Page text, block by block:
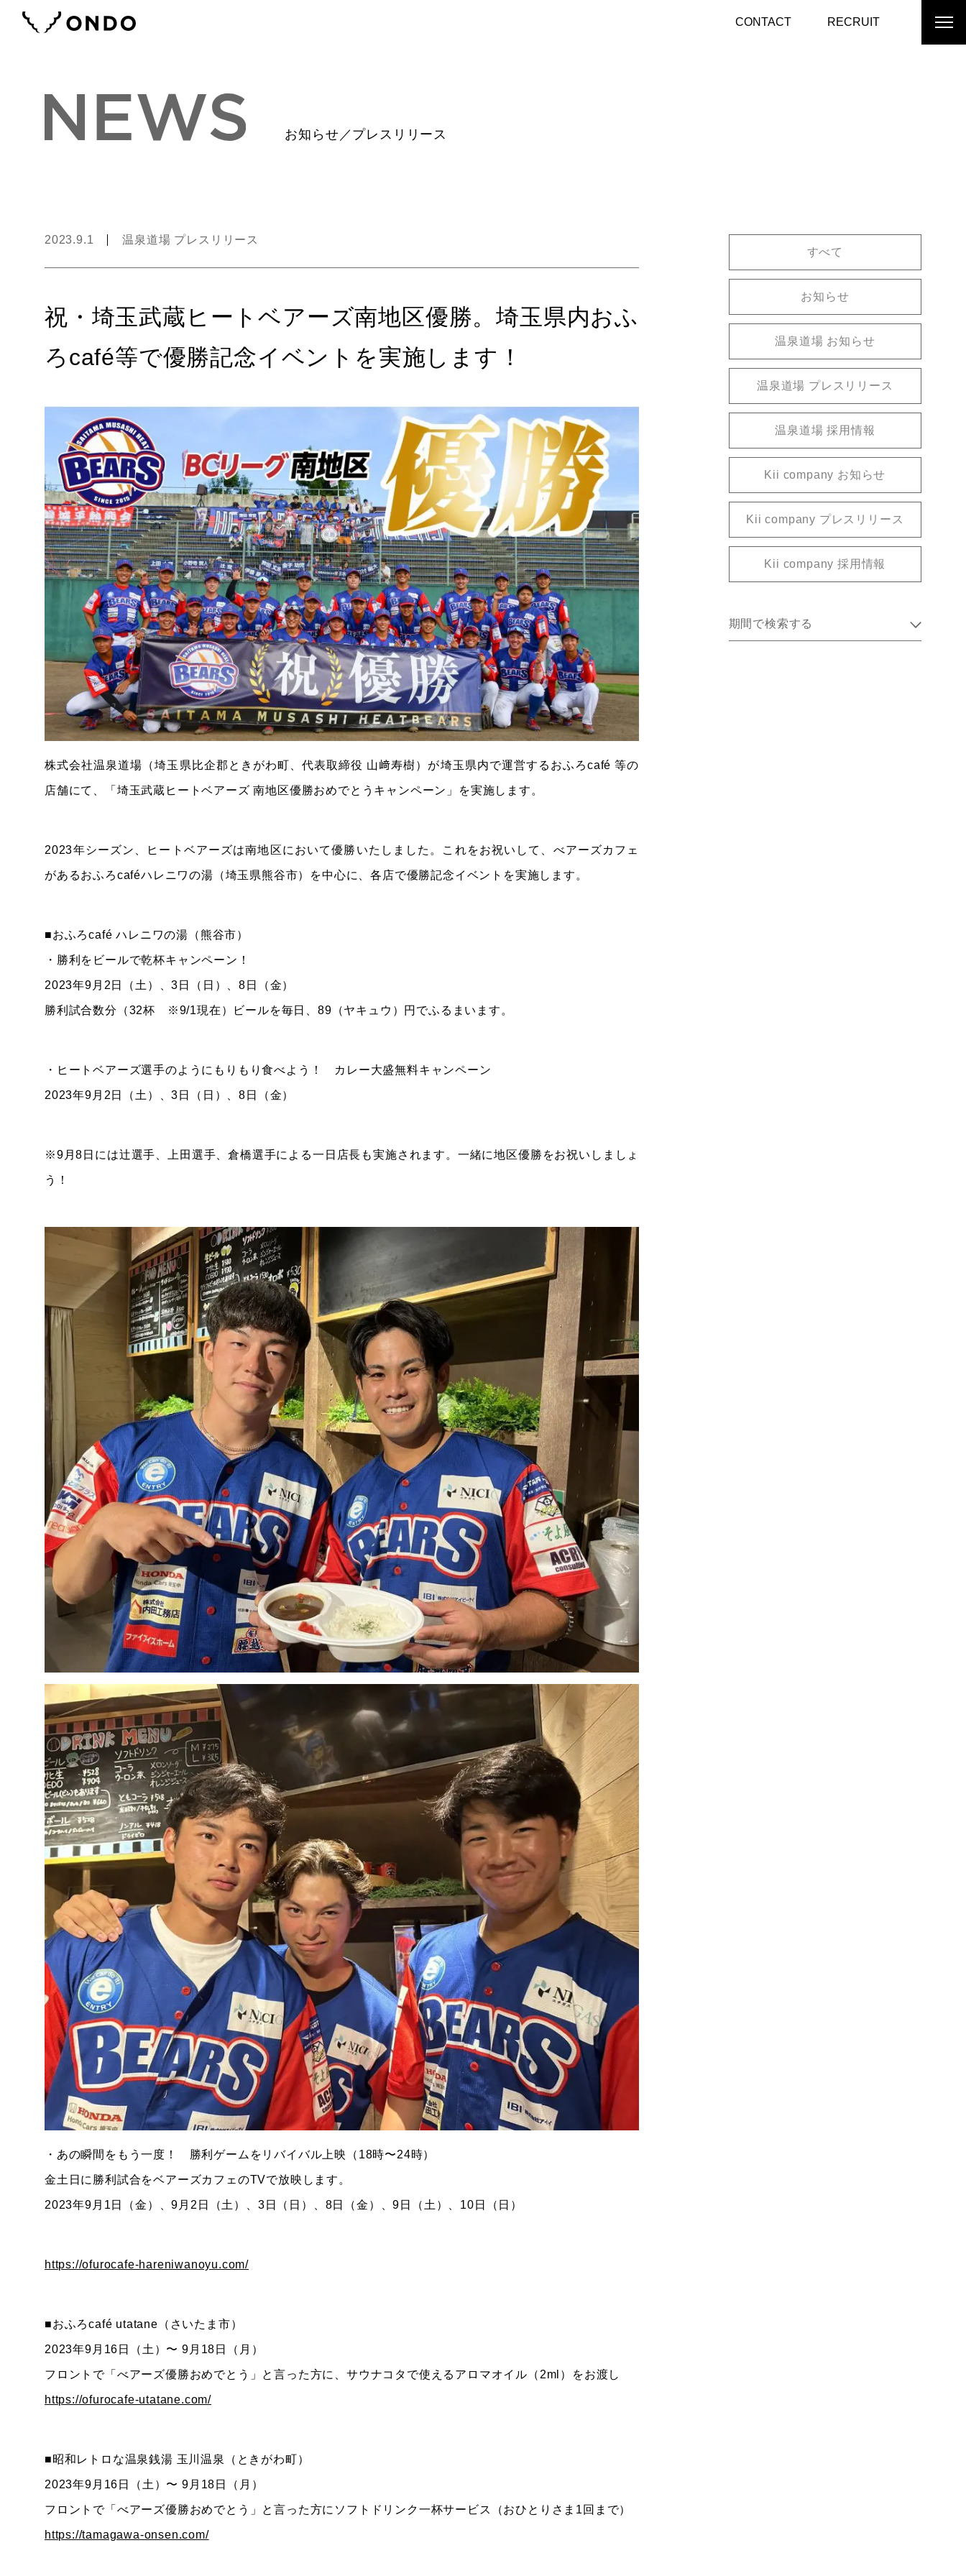
CONTACT RECRUIT
お知らせ／プレスリリース
2023.9.1 温泉道場 プレスリリース
祝・埼玉武蔵ヒートベアーズ南地区優勝。埼玉県内おふ
ろcafé等で優勝記念イベントを実施します！
株式会社温泉道場（埼玉県比企郡ときがわ町、代表取締役 山﨑寿樹）が埼玉県内で運営するおふろcafé 等の
店舗にて、「埼玉武蔵ヒートベアーズ 南地区優勝おめでとうキャンペーン」を実施します。
2023年シーズン、ヒートベアーズは南地区において優勝いたしました。これをお祝いして、べアーズカフェ
があるおふろcaféハレニワの湯（埼玉県熊谷市）を中心に、各店で優勝記念イベントを実施します。
■おふろcafé ハレニワの湯（熊谷市）
・勝利をビールで乾杯キャンペーン！
2023年9月2日（土）、3日（日）、8日（金）
勝利試合数分（32杯 ※9/1現在）ビールを毎日、89（ヤキュウ）円でふるまいます。
・ヒートベアーズ選手のようにもりもり食べよう！ カレー大盛無料キャンペーン
2023年9月2日（土）、3日（日）、8日（金）
※9月8日には辻選手、上田選手、倉橋選手による一日店長も実施されます。一緒に地区優勝をお祝いしましょ
う！
・あの瞬間をもう一度！ 勝利ゲームをリバイバル上映（18時〜24時）
金土日に勝利試合をベアーズカフェのTVで放映します。
2023年9月1日（金）、9月2日（土）、3日（日）、8日（金）、9日（土）、10日（日）
https://ofurocafe-hareniwanoyu.com/
■おふろcafé utatane（さいたま市）
2023年9月16日（土）〜 9月18日（月）
フロントで「べアーズ優勝おめでとう」と言った方に、サウナコタで使えるアロマオイル（2ml）をお渡し
https://ofurocafe-utatane.com/
■昭和レトロな温泉銭湯 玉川温泉（ときがわ町）
2023年9月16日（土）〜 9月18日（月）
フロントで「べアーズ優勝おめでとう」と言った方にソフトドリンク一杯サービス（おひとりさま1回まで）
https://tamagawa-onsen.com/
すべて
お知らせ
温泉道場 お知らせ
温泉道場 プレスリリース
温泉道場 採用情報
Kii company お知らせ
Kii company プレスリリース
Kii company 採用情報
期間で検索する